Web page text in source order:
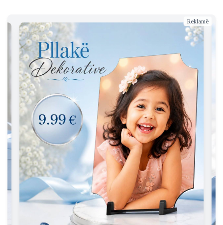
Reklamë